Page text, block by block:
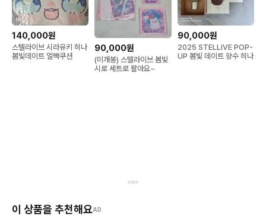
140,000원
스텔라이브 시라유키 히나
봄빛데이트 얼빡쿠션
90,000원
(미개봉) 스텔라이브 봄빛
시로 세트로 팔아요~
90,000원
2025 STELLIVE POP-
UP 봄빛 데이트 향수 히나
이 상품을 추천해요AD